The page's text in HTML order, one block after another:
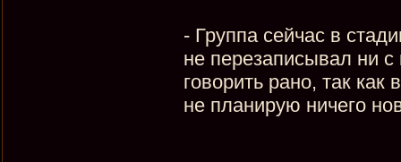
- Группа сейчас в
не перезаписывал ни
говорить рано, так
не планирую ничего